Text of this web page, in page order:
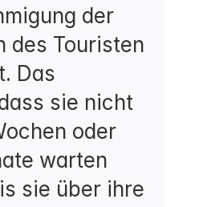
der
des Touristen
Das
sie nicht
oder
warten
sie über ihre